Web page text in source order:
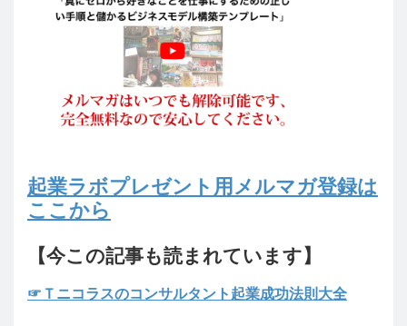
起業ラボプレゼント用メルマガ登録は
ここから
【今この記事も読まれています】
☞Ｔニコラスのコンサルタント起業成功法則大全